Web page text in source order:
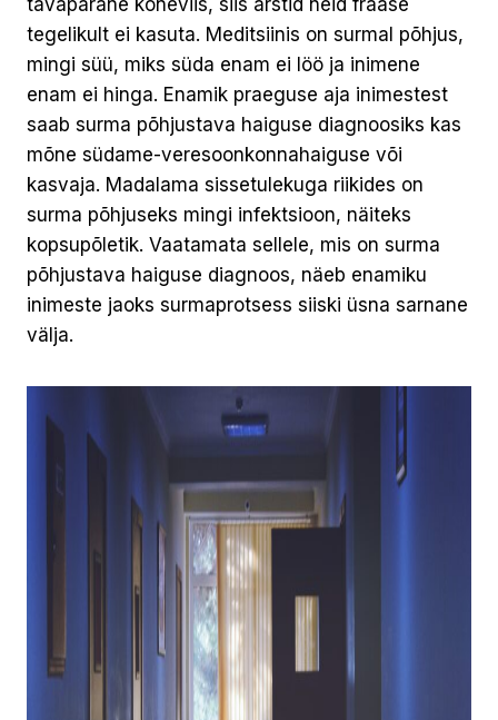
tegelikult ei kasuta. Meditsiinis on surmal põhjus,
mingi süü, miks süda enam ei löö ja inimene
enam ei hinga. Enamik praeguse aja inimestest
saab surma põhjustava haiguse diagnoosiks kas
mõne südame-veresoonkonnahaiguse või
kasvaja. Madalama sissetulekuga riikides on
surma põhjuseks mingi infektsioon, näiteks
kopsupõletik. Vaatamata sellele, mis on surma
põhjustava haiguse diagnoos, näeb enamiku
inimeste jaoks surmaprotsess siiski üsna sarnane
välja.